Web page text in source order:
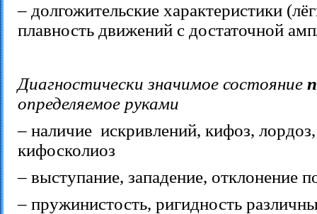
– долгожительские характеристики
плавность движений с достаточной
Диагностически значимое состояние
определяемое руками
– наличие искривлений, кифоз,
кифосколиоз
– выступание, западение, отклонение
– пружинистость, ригидность